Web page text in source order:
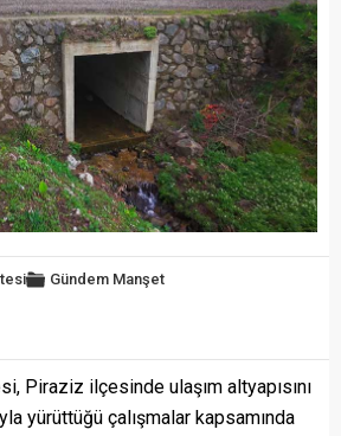
Gündem Manşet
Piraziz ilçesinde ulaşım altyapısını
yürüttüğü çalışmalar kapsamında